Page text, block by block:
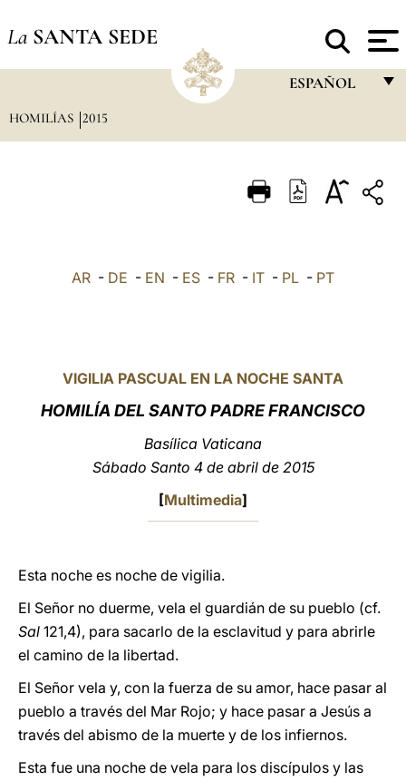
La SANTA SEDE
ESPAÑOL
ITALIANO
中文
HOMILÍAS 2015
AR - DE - EN - ES - FR - IT - PL - PT
VIGILIA PASCUAL EN LA NOCHE SANTA
HOMILÍA DEL SANTO PADRE FRANCISCO
Basílica Vaticana
Sábado Santo 4 de abril de 2015
[Multimedia]
Esta noche es noche de vigilia.
El Señor no duerme, vela el guardián de su pueblo (cf.
Sal 121,4), para sacarlo de la esclavitud y para abrirle
el camino de la libertad.
El Señor vela y, con la fuerza de su amor, hace pasar al
pueblo a través del Mar Rojo; y hace pasar a Jesús a
través del abismo de la muerte y de los infiernos.
Esta fue una noche de vela para los discípulos y las